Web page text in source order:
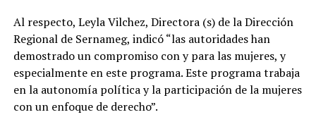
Al respecto, Leyla Vilchez, Directora (s) de la Dirección
Regional de Sernameg, indicó “las autoridades han
demostrado un compromiso con y para las mujeres, y
especialmente en este programa. Este programa trabaja
en la autonomía política y la participación de la mujeres
con un enfoque de derecho”.